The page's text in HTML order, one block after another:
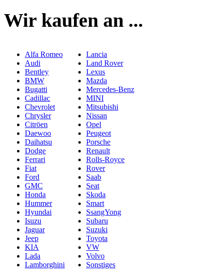
Wir kaufen an ...
Alfa Romeo
Audi
Bentley
BMW
Bugatti
Cadillac
Chevrolet
Chrysler
Citröen
Daewoo
Daihatsu
Dodge
Ferrari
Fiat
Ford
GMC
Honda
Hummer
Hyundai
Isuzu
Jaguar
Jeep
KIA
Lada
Lamborghini
Lancia
Land Rover
Lexus
Mazda
Mercedes-Benz
MINI
Mitsubishi
Nissan
Opel
Peugeot
Porsche
Renault
Rolls-Royce
Rover
Saab
Seat
Skoda
Smart
SsangYong
Subaru
Suzuki
Toyota
VW
Volvo
Sonstiges